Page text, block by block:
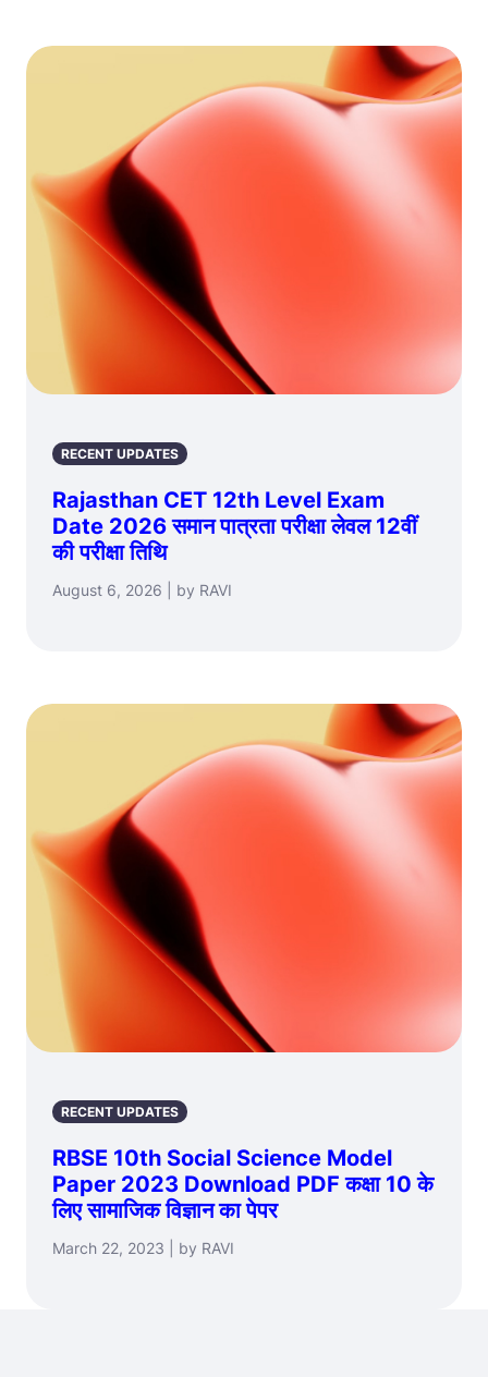
RECENT UPDATES
Rajasthan CET 12th Level Exam
Date 2026 समान पात्रता परीक्षा लेवल 12वीं
की परीक्षा तिथि
August 6, 2026 | by RAVI
RECENT UPDATES
RBSE 10th Social Science Model
Paper 2023 Download PDF कक्षा 10 के
लिए सामाजिक विज्ञान का पेपर
March 22, 2023 | by RAVI